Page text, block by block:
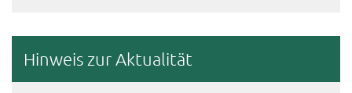
Hin­weis zur Ak­tua­li­tät